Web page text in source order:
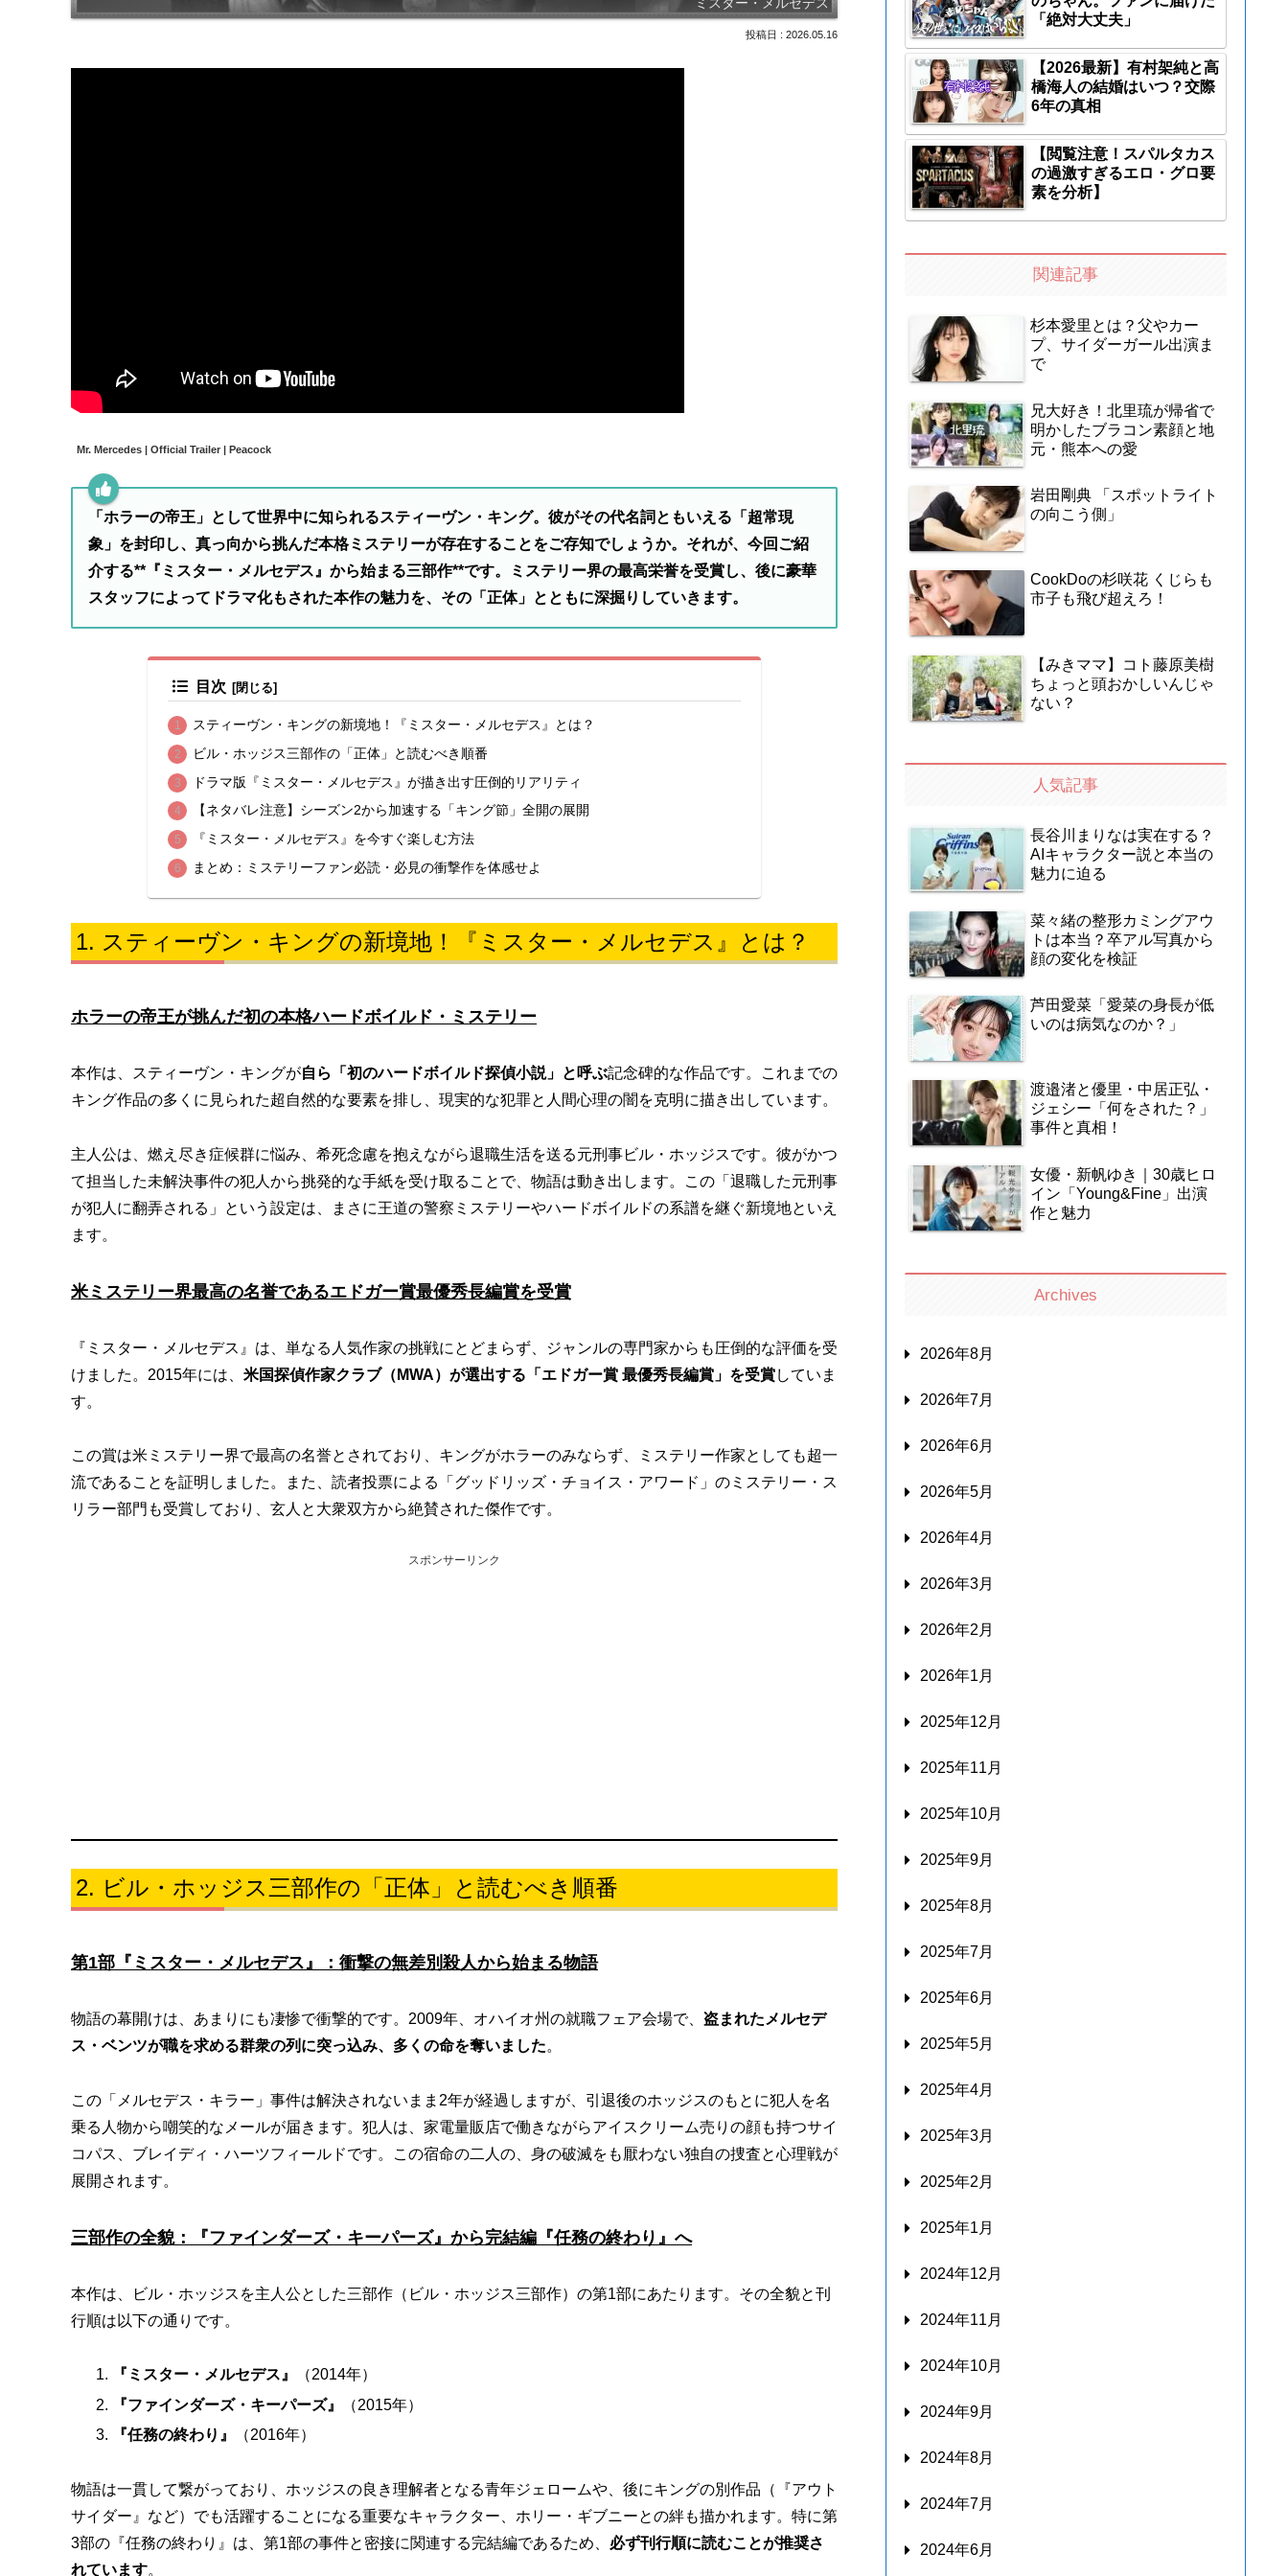
2026.05.16
Mr. Mercedes | Official Trailer | Peacock
「ホラーの帝王」として世界中に知られるスティーヴン・キング。彼がその代名詞ともいえる「超常現
象」を封印し、真っ向から挑んだ本格ミステリーが存在することをご存知でしょうか。それが、今回ご紹
介する**『ミスター・メルセデス』から始まる三部作**です。ミステリー界の最高栄誉を受賞し、後に豪華
スタッフによってドラマ化もされた本作の魅力を、その「正体」とともに深掘りしていきます。
目次
スティーヴン・キングの新境地！『ミスター・メルセデス』とは？
ビル・ホッジス三部作の「正体」と読むべき順番
ドラマ版『ミスター・メルセデス』が描き出す圧倒的リアリティ
【ネタバレ注意】シーズン2から加速する「キング節」全開の展開
『ミスター・メルセデス』を今すぐ楽しむ方法
まとめ：ミステリーファン必読・必見の衝撃作を体感せよ
スティーヴン・キングの新境地！『ミスター・メルセデス』とは？
ホラーの帝王が挑んだ初の本格ハードボイルド・ミステリー
本作は、スティーヴン・キングが自ら「初のハードボイルド探偵小説」と呼ぶ記念碑的な作品です。これまでの
キング作品の多くに見られた超自然的な要素を排し、現実的な犯罪と人間心理の闇を克明に描き出しています。
主人公は、燃え尽き症候群に悩み、希死念慮を抱えながら退職生活を送る元刑事ビル・ホッジスです。彼がかつ
て担当した未解決事件の犯人から挑発的な手紙を受け取ることで、物語は動き出します。この「退職した元刑事
が犯人に翻弄される」という設定は、まさに王道の警察ミステリーやハードボイルドの系譜を継ぐ新境地といえ
ます。
米ミステリー界最高の名誉であるエドガー賞最優秀長編賞を受賞
『ミスター・メルセデス』は、単なる人気作家の挑戦にとどまらず、ジャンルの専門家からも圧倒的な評価を受
けました。2015年には、 米国探偵作家クラブ（MWA）が選出する「エドガー賞 最優秀長編賞」を受賞していま
す。
この賞は米ミステリー界で最高の名誉とされており、キングがホラーのみならず、ミステリー作家としても超一
流であることを証明しました。また、読者投票による「グッドリッズ・チョイス・アワード」のミステリー・ス
リラー部門も受賞しており、玄人と大衆双方から絶賛された傑作です。
スポンサーリンク
ビル・ホッジス三部作の「正体」と読むべき順番
第1部『ミスター・メルセデス』：衝撃の無差別殺人から始まる物語
物語の幕開けは、あまりにも凄惨で衝撃的です。2009年、オハイオ州の就職フェア会場で、 盗まれたメルセデ
ス・ベンツが職を求める群衆の列に突っ込み、多くの命を奪いました。
この「メルセデス・キラー」事件は解決されないまま2年が経過しますが、引退後のホッジスのもとに犯人を名
乗る人物から嘲笑的なメールが届きます。犯人は、家電量販店で働きながらアイスクリーム売りの顔も持つサイ
コパス、ブレイディ・ハーツフィールドです。この宿命の二人の、身の破滅をも厭わない独自の捜査と心理戦が
展開されます。
三部作の全貌：『ファインダーズ・キーパーズ』から完結編『任務の終わり』へ
本作は、ビル・ホッジスを主人公とした三部作（ビル・ホッジス三部作）の第1部にあたります。その全貌と刊
行順は以下の通りです。
『ミスター・メルセデス』
（2014年）
『ファインダーズ・キーパーズ』
（2015年）
『任務の終わり』
（2016年）
物語は一貫して繋がっており、ホッジスの良き理解者となる青年ジェロームや、後にキングの別作品（『アウト
サイダー』など）でも活躍することになる重要なキャラクター、ホリー・ギブニーとの絆も描かれます。特に第
3部の『任務の終わり』は、第1部の事件と密接に関連する完結編であるため、 必ず刊行順に読むことが推奨さ
れています。
「絶対大丈夫」
【2026最新】有村架純と高
橋海人の結婚はいつ？交際
6年の真相
【閲覧注意！スパルタカス
の過激すぎるエロ・グロ要
素を分析】
関連記事
杉本愛里とは？父やカー
プ、サイダーガール出演ま
で
兄大好き！北里琉が帰省で
明かしたブラコン素顔と地
元・熊本への愛
岩田剛典 「スポットライト
の向こう側」
CookDoの杉咲花 くじらも
市子も飛び超えろ！
【みきママ】コト藤原美樹
ちょっと頭おかしいんじゃ
ない？
人気記事
長谷川まりなは実在する？
AIキャラクター説と本当の
魅力に迫る
菜々緒の整形カミングアウ
トは本当？卒アル写真から
顔の変化を検証
芦田愛菜「愛菜の身長が低
いのは病気なのか？」
渡邉渚と優里・中居正弘・
ジェシー「何をされた？」
事件と真相！
女優・新帆ゆき｜30歳ヒロ
イン「Young&Fine」出演
作と魅力
Archives
2026年8月
2026年7月
2026年6月
2026年5月
2026年4月
2026年3月
2026年2月
2026年1月
2025年12月
2025年11月
2025年10月
2025年9月
2025年8月
2025年7月
2025年6月
2025年5月
2025年4月
2025年3月
2025年2月
2025年1月
2024年12月
2024年11月
2024年10月
2024年9月
2024年8月
2024年7月
2024年6月